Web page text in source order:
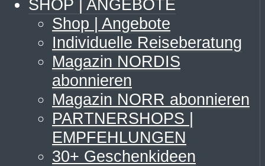
SHOP | ANGEBOTE
Shop | Angebote
Individuelle Reiseberatung
Magazin NORDIS
abonnieren
Magazin NORR abonnieren
PARTNERSHOPS |
EMPFEHLUNGEN
30+ Geschenkideen